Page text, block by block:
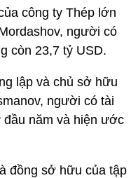
công ty Thép lớn
người có
còn 23,7 tỷ USD.
lập và chủ sở hữu
người có tài
đầu năm và hiện ước
đồng sở hữu của tập